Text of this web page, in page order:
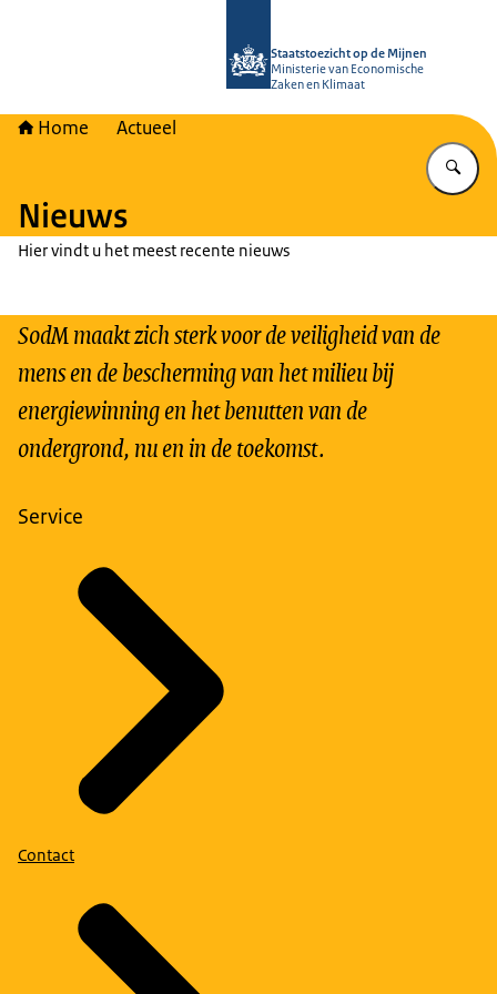
Staatstoezicht op de Mijnen
Ministerie van Economische
Zaken en Klimaat
Home Actueel
Nieuws
Hier vindt u het meest recente nieuws
SodM maakt zich sterk voor de veiligheid van de
mens en de bescherming van het milieu bij
energiewinning en het benutten van de
ondergrond, nu en in de toekomst.
Service
Contact